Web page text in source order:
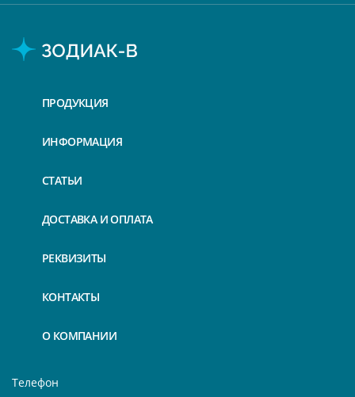
ПРОДУКЦИЯ
ИНФОРМАЦИЯ
СТАТЬИ
ДОСТАВКА И ОПЛАТА
РЕКВИЗИТЫ
КОНТАКТЫ
О КОМПАНИИ
Телефон